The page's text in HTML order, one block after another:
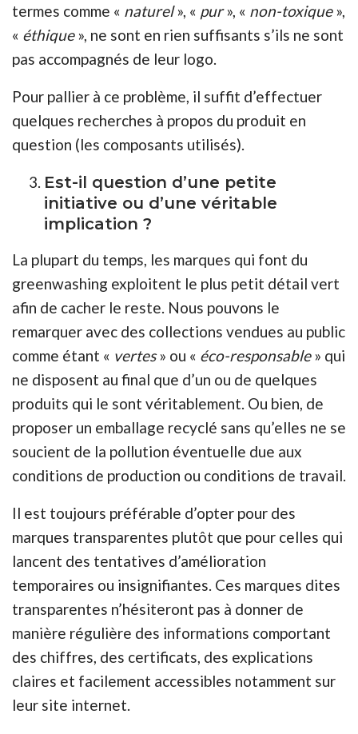
termes comme « naturel», « pur», « non-toxique »,
« éthique», ne sont en rien suffisants s’ils ne sont
pas accompagnés de leur logo.
Pour pallier à ce problème, il suffit d’effectuer
quelques recherches à propos du produit en
question (les composants utilisés).
Est-il question d’une petite
initiative ou d’une véritable
implication ?
La plupart du temps, les marques qui font du
greenwashing exploitent le plus petit détail vert
afin de cacher le reste. Nous pouvons le
remarquer avec des collections vendues au public
comme étant « vertes» ou « éco-responsable» qui
ne disposent au final que d’un ou de quelques
produits qui le sont véritablement. Ou bien, de
proposer un emballage recyclé sans qu’elles ne se
soucient de la pollution éventuelle due aux
conditions de production ou conditions de travail.
Il est toujours préférable d’opter pour des
marques transparentes plutôt que pour celles qui
lancent des tentatives d’amélioration
temporaires ou insignifiantes. Ces marques dites
transparentes n’hésiteront pas à donner de
manière régulière des informations comportant
des chiffres, des certificats, des explications
claires et facilement accessibles notamment sur
leur site internet.